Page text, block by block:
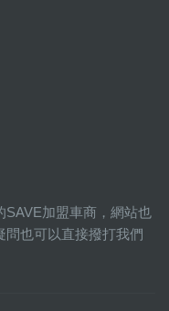
加盟車商，網站也
問也可以直接撥打我們